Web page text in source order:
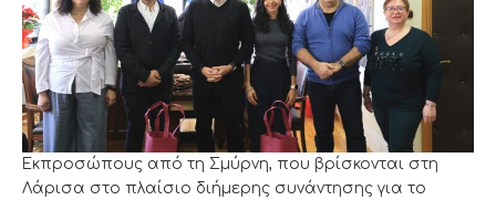
Εκπροσώπους από τη Σμύρνη, που βρίσκονται στη
Λάρισα στο πλαίσιο διήμερης συνάντησης για το